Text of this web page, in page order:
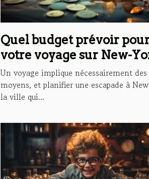
Quel budget prévoir
votre voyage sur New-
Un voyage implique nécessairement des
moyens, et planifier une escapade à
la ville qui...